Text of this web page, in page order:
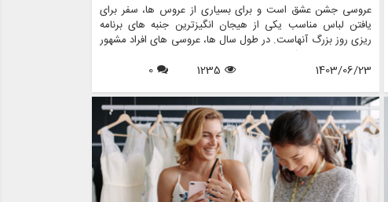
عروسی جشن عشق است و برای بسیاری از عروس ها، سفر برای
یافتن لباس مناسب یکی از هیجان انگیزترین جنبه های برنامه
ریزی روز بزرگ آنهاست. در طول سال ها، عروسی های افراد مشهور
نقش مهمی در شکل دهی به روند مد لباس عروس داشته اند. از
لباس های نمادین ستاره های هالیوود گرفته تا لباس های عروسی
های پرمخاطب تاثیری موج دار در انتخاب عروس ها برای پوشیدن
دارند. این مقاله به بررسی تأثیر لباس های عروسی افراد مشهور بر
مد عروس می پردازد و بررسی می کند که چگونه این لباس های پر
زرق و برق الهام بخش روندها، انتخاب ها و حتی خدمات ارائه شده
توسط فروشگاه هایی مانند مزون چرخچی هستند.
1403/06/23
1235
0